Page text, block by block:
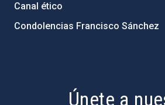
Canal ético
Condolencias Francisco Sánchez
Únete a